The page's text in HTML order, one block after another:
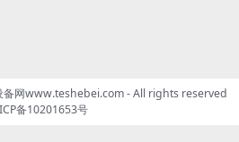
备网www.teshebei.com- All rights reserved
备10201653号